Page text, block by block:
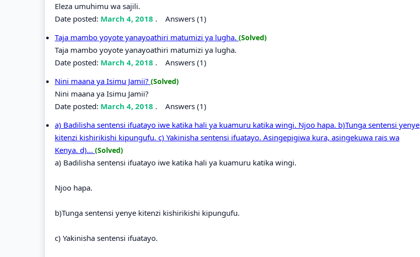
Eleza umuhimu wa sajili.
Date posted: March 4, 2018 . Answers (1)
Taja mambo yoyote yanayoathiri matumizi ya lugha. (Solved)
Taja mambo yoyote yanayoathiri matumizi ya lugha.
Date posted: March 4, 2018 . Answers (1)
Nini maana ya Isimu Jamii? (Solved)
Nini maana ya Isimu Jamii?
Date posted: March 4, 2018 . Answers (1)
a) Badilisha sentensi ifuatayo iwe katika hali ya kuamuru katika wingi. Njoo hapa. b)Tunga sentensi yenye
kitenzi kishirikishi kipungufu. c) Yakinisha sentensi ifuatayo. Asingepigiwa kura, asingekuwa rais wa
Kenya. d)... (Solved)
a) Badilisha sentensi ifuatayo iwe katika hali ya kuamuru katika wingi.
Njoo hapa.
b)Tunga sentensi yenye kitenzi kishirikishi kipungufu.
c) Yakinisha sentensi ifuatayo.